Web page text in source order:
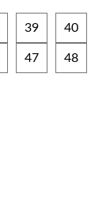
39 40
47 48